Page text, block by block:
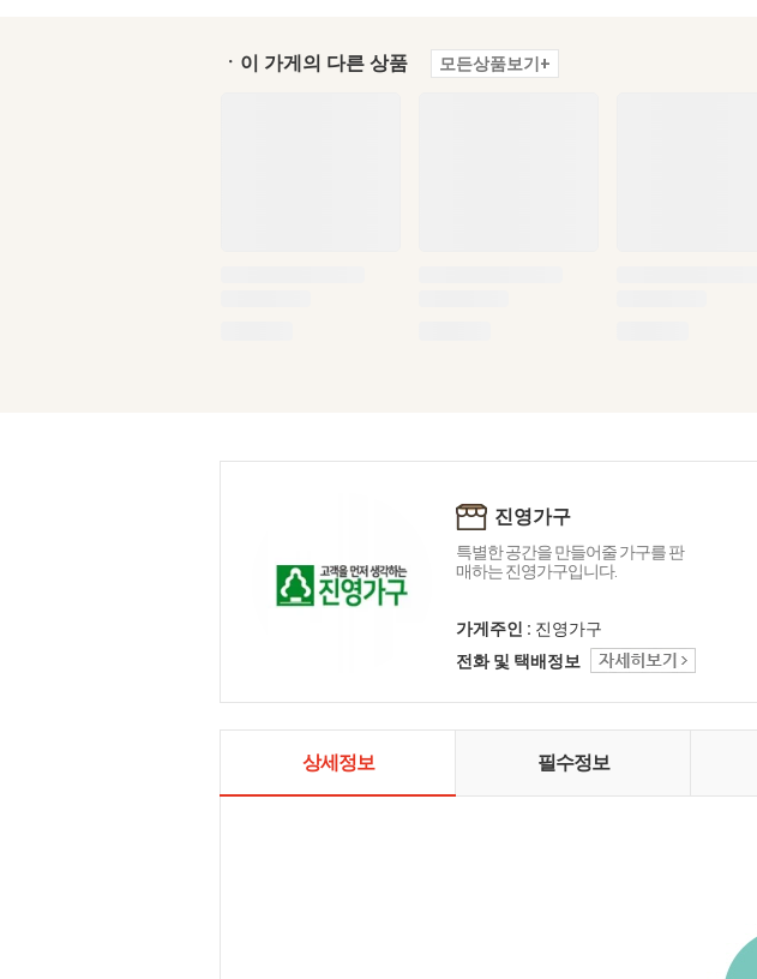
ㆍ이 가게의 다른 상품 모든상품보기+
진영가구
특별한 공간을 만들어줄 가구를 판
매하는 진영가구입니다.
가게주인 : 진영가구
전화 및 택배정보
상세정보 필수정보